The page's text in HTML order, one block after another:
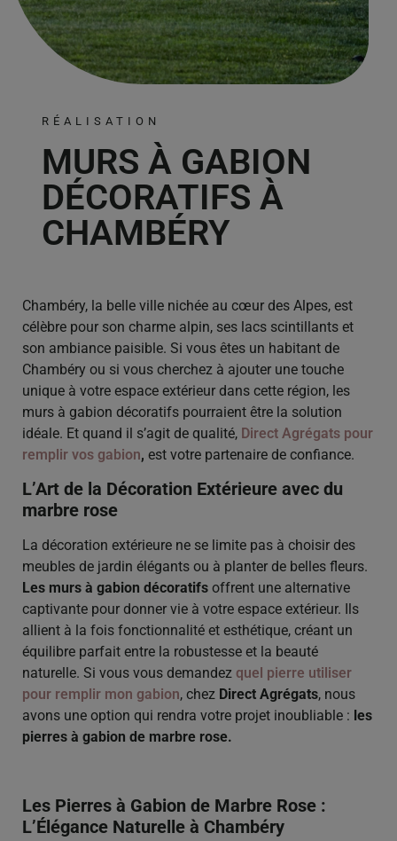
RÉALISATION
MURS À GABION
DÉCORATIFS À
CHAMBÉRY
Chambéry, la belle ville nichée au cœur des Alpes, est
célèbre pour son charme alpin, ses lacs scintillants et
son ambiance paisible. Si vous êtes un habitant de
Chambéry ou si vous cherchez à ajouter une touche
unique à votre espace extérieur dans cette région, les
murs à gabion décoratifs pourraient être la solution
idéale. Et quand il s’agit de qualité, Direct Agrégats pour
remplir vos gabion, est votre partenaire de confiance.
L’Art de la Décoration Extérieure avec du
marbre rose
La décoration extérieure ne se limite pas à choisir des
meubles de jardin élégants ou à planter de belles fleurs.
Les murs à gabion décoratifs offrent une alternative
captivante pour donner vie à votre espace extérieur. Ils
allient à la fois fonctionnalité et esthétique, créant un
équilibre parfait entre la robustesse et la beauté
naturelle. Si vous vous demandez quel pierre utiliser
pour remplir mon gabion, chez Direct Agrégats, nous
avons une option qui rendra votre projet inoubliable : les
pierres à gabion de marbre rose.
Les Pierres à Gabion de Marbre Rose :
L’Élégance Naturelle à Chambéry